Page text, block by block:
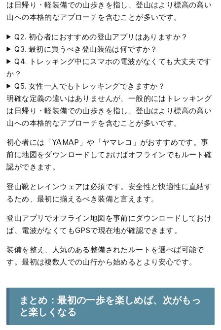
は日帰り・軽装備での山歩きを指し、登山はより標高の高い
山への本格的なアプローチを含むことが多いです。
Q2. 初心者におすすめの登山アプリはありますか？
Q3. 最初に買うべき登山装備は何ですか？
Q4. トレッキング中にスマホの電波がなくても大丈夫です
か？
Q5. 女性一人でもトレッキングできますか？
明確な定義の違いはありませんが、一般的にはトレッキング
は日帰り・軽装備での山歩きを指し、登山はより標高の高い
山への本格的なアプローチを含むことが多いです。
初心者には「YAMAP」や「ヤマレコ」がおすすめです。事
前に地図をダウンロードしておけばオフラインでもルート確
認ができます。
登山靴とレインウェアは必須です。安全性と快適性に直結す
るため、最初に揃えるべき装備と言えます。
登山アプリでオフライン地図を事前にダウンロードしておけ
ば、電波がなくてもGPSで現在地が確認できます。
装備を整え、人気のある整備されたルートを選べば可能で
す。最初は複数人での山行から始めるとより安心です。
まとめ：最初の一歩を楽しめば、次がもっ
と楽しくなる